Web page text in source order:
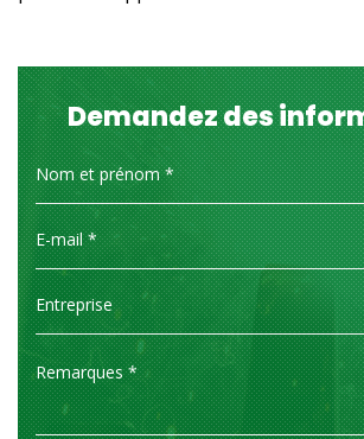
Demandez des